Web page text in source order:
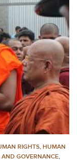
RIGHTS, HUMAN
AND GOVERNANCE,